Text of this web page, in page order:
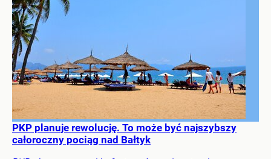
PKP planuje rewolucję. To może być najszybszy
całoroczny pociąg nad Bałtyk